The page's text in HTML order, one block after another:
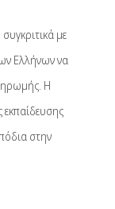
με
Ελλήνων να
Η
εκπαίδευσης
στην